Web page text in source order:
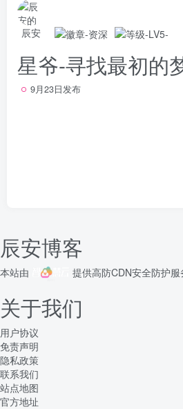
辰安
9月23日发布
辰安博客
本站由 提供高防CDN安全防护服
关于我们
用户协议
免责声明
隐私政策
联系我们
站点地图
官方地址